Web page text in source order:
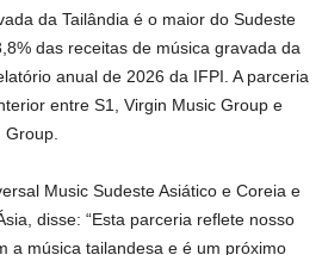
da Tailândia é o maior do Sudeste
das receitas de música gravada da
anual de 2026 da IFPI. A parceria
entre S1, Virgin Music Group e
Music Sudeste Asiático e Coreia e
disse: “Esta parceria reflete nosso
a música tailandesa e é um próximo